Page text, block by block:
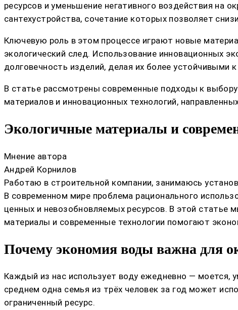
ресурсов и уменьшение негативного воздействия на
сантехустройства, сочетание которых позволяет
Ключевую роль в этом процессе играют новые
экологический след. Использование инновационных
долговечность изделий, делая их более устойчивыми к
В статье рассмотрены современные подходы к
материалов и инновационных технологий,
Экологичные материалы и
Мнение автора
Андрей Корнилов
Работаю в строительной компании, занимаюсь
В современном мире проблема рационального
ценных и невозобновляемых ресурсов. В этой статье
материалы и современные технологии помогают
Почему экономия воды важна для
Каждый из нас использует воду ежедневно — моется,
среднем одна семья из трёх человек за год может
ограниченный ресурс.